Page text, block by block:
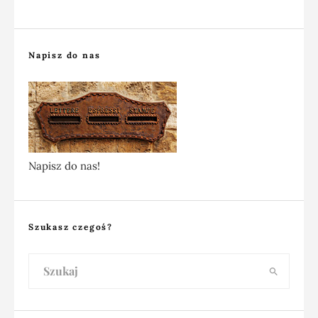
Napisz do nas
Napisz do nas!
Szukasz czegoś?